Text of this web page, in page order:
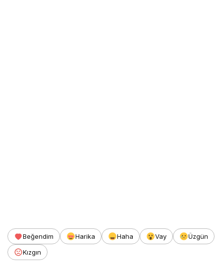
Beğendim Harika Haha Vay
Üzgün
Kızgın